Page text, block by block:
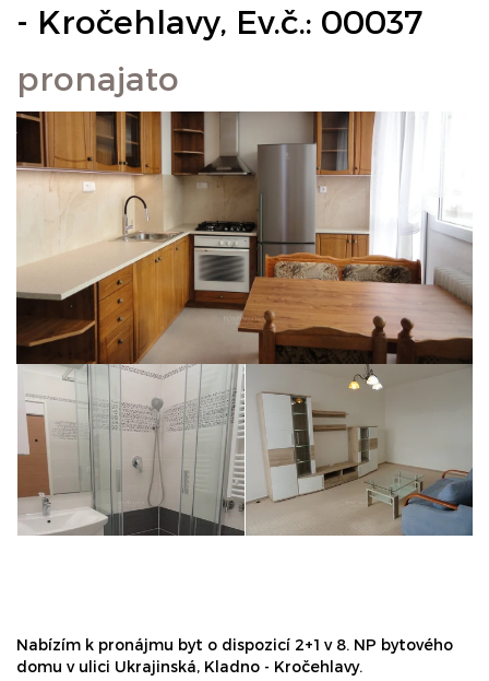
- Kročehlavy, Ev.č.: 00037
pronajato
Nabízím k pronájmu byt o dispozicí 2+1 v 8. NP bytového
domu v ulici Ukrajinská, Kladno - Kročehlavy.